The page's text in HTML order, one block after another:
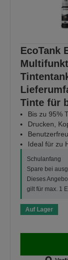
EcoTank
Tinte für
Bis zu 95%
Drucken,
Ideal für zu
Schulanfang
Spare bei
Dieses
gilt für max. 1
Auf Lager